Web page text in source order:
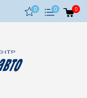
0 0 0